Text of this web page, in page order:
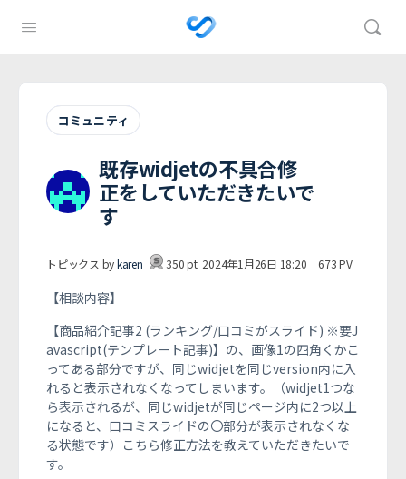
コミュニティ
既存widjetの不具合修
正をしていただきたいで
す
トピックス bykaren 350pt 2024年1月26日 18:20 673PV
【相談内容】
【商品紹介記事2 (ランキング/口コミがスライド) ※要J
avascript(テンプレート記事)】の、画像1の四角くかこ
ってある部分ですが、同じwidjetを同じversion内に入
れると表示されなくなってしまいます。（widjet1つな
ら表示されるが、同じwidjetが同じページ内に2つ以上
になると、口コミスライドの〇部分が表示されなくな
る状態です）こちら修正方法を教えていただきたいで
す。